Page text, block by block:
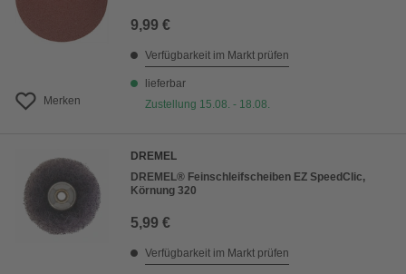
Merken
9,99 €
Verfügbarkeit im Markt prüfen
lieferbar
Zustellung 15.08. - 18.08.
DREMEL
DREMEL® Feinschleifscheiben EZ SpeedClic,
Körnung 320
5,99 €
Verfügbarkeit im Markt prüfen